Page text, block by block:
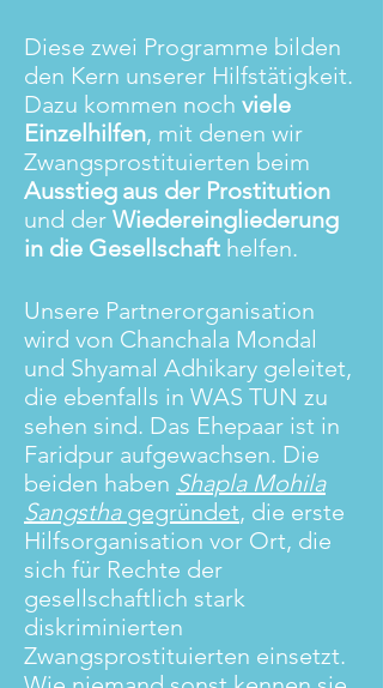
Diese zwei Programme bilden
den Kern unserer Hilfstätigkeit.
Dazu kommen noch viele
Einzelhilfen, mit denen wir
Zwangsprostituierten beim
Ausstieg aus der Prostitution
und der Wiedereingliederung
in die Gesellschaft helfen.
Unsere Partnerorganisation
wird von Chanchala Mondal
und Shyamal Adhikary geleitet,
die ebenfalls in WAS TUN zu
sehen sind. Das Ehepaar ist in
Faridpur aufgewachsen. Die
beiden haben Shapla Mohila
Sangstha gegründet, die erste
Hilfsorganisation vor Ort, die
sich für Rechte der
gesellschaftlich stark
diskriminierten
Zwangsprostituierten einsetzt.